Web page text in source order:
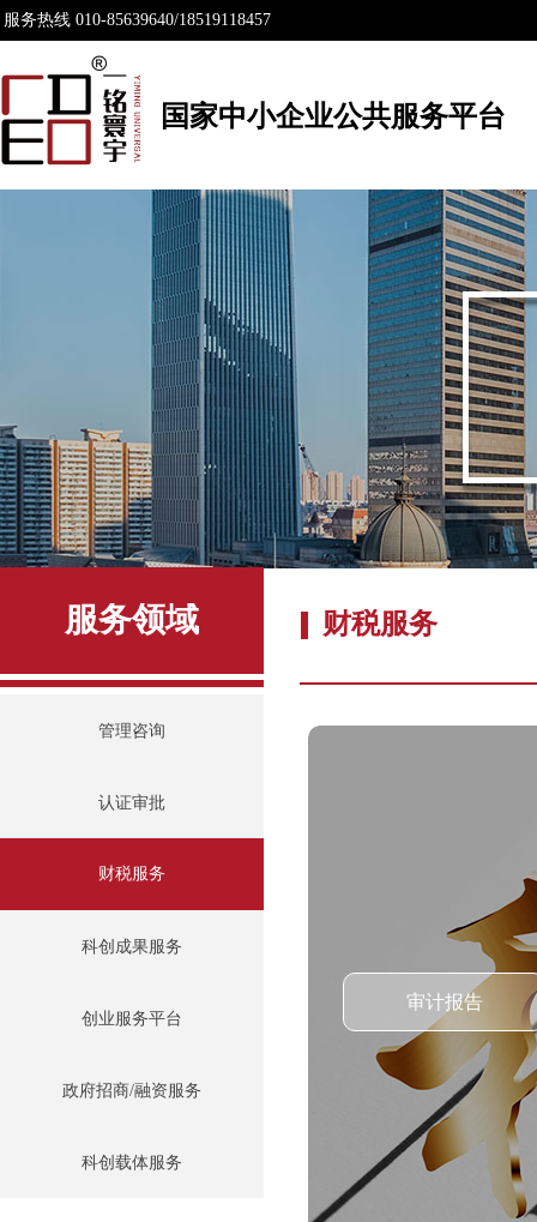
服务热线 010-85639640/18519118457
国家中小企业公共服务平台
服务领域
管理咨询
认证审批
财税服务
科创成果服务
创业服务平台
政府招商/融资服务
科创载体服务
财税服务
审计报告
财税服务